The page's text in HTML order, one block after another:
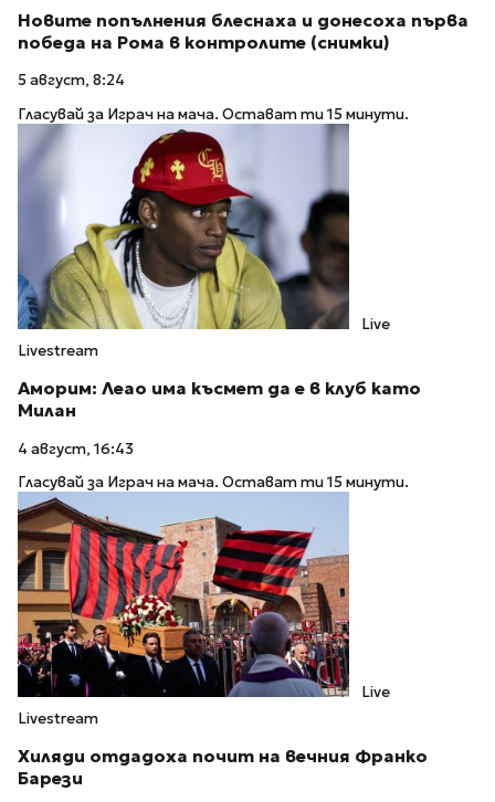
Новите попълнения блеснаха и донесоха първа
победа на Рома в контролите (снимки)
5 август, 8:24
Гласувай за Играч на мача. Остават ти 15 минути.
Live
Livestream
Аморим: Леао има късмет да е в клуб като
Милан
4 август, 16:43
Гласувай за Играч на мача. Остават ти 15 минути.
Live
Livestream
Хиляди отдадоха почит на вечния Франко
Барези